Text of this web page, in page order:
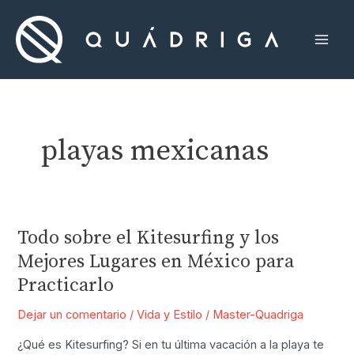
contenido
playas mexicanas
Todo sobre el Kitesurfing y los
Mejores Lugares en México para
Practicarlo
Dejar un comentario /Vida y Estilo / Master-Quadriga
¿Qué es Kitesurfing? Si en tu última vacación a la playa te